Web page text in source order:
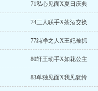
71私心见面X夏日庆典
74三人联手X茶酒交换
77纯净之人X王妃被抓
80轩王动手X如花公主
83单独见面X我见犹怜